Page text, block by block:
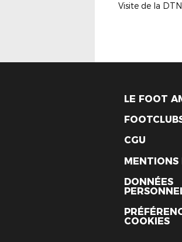
Visite de la
LE FOOT
CGU
MENTIONS
DONNÉES
COOKIES